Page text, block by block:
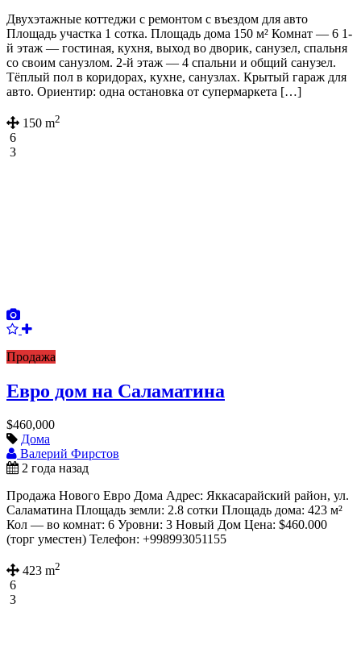
Двухэтажные коттеджи с ремонтом с въездом для авто
Площадь участка 1 сотка. Площадь дома 150 м² Комнат — 6 1-
й этаж — гостиная, кухня, выход во дворик, санузел, спальня
со своим санузлом. 2-й этаж — 4 спальни и общий санузел.
Тёплый пол в коридорах, кухне, санузлах. Крытый гараж для
авто. Ориентир: одна остановка от супермаркета […]
150 m2
6
3
Продажа
Евро дом на Саламатина
$460,000
Дома
Валерий Фирстов
2 года назад
Продажа Нового Евро Дома Адрес: Яккасарайский район, ул.
Саламатина Площадь земли: 2.8 сотки Площадь дома: 423 м²
Кол — во комнат: 6 Уровни: 3 Новый Дом Цена: $460.000
(торг уместен) Телефон: +998993051155
423 m2
6
3